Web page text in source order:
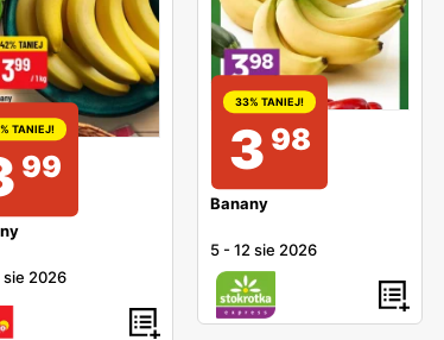
TANIEJ!
99
sie 2026
33% TANIEJ!
3 98
Banany
5 -12 sie 2026